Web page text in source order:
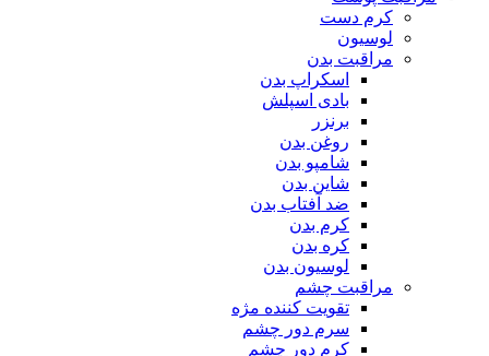
کرم دست
لوسیون
مراقبت بدن
اسکراپ بدن
بادی اسپلش
برنزر
روغن بدن
شامپو بدن
شاین بدن
ضد آفتاب بدن
کرم بدن
کره بدن
لوسیون بدن
مراقبت چشم
تقویت کننده مژه
سرم دور چشم
کرم دور چشم